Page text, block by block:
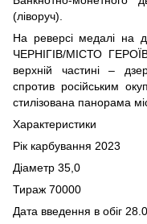
(ліворуч).
На реверсі медалі на
ЧЕРНІГІВ/МІСТО
верхній частині –
спротив російським
стилізована панорама
Характеристики
Рік карбування 2023
Діаметр 35,0
Тираж 70000
Дата введення в обіг